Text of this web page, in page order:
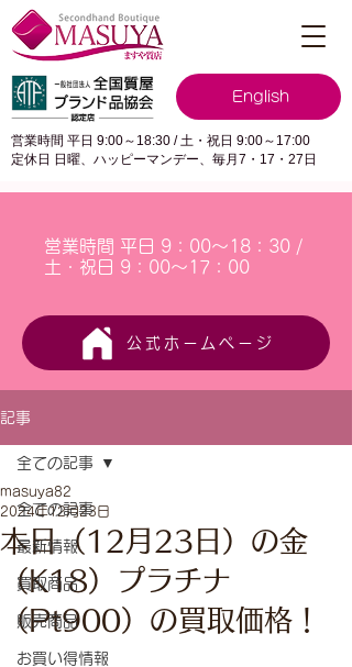
English
営業時間 平日 9:00～18:30 / 土・祝日 9:00～17:00
定休日 日曜、ハッピーマンデー、毎月7・17・27日
営業時間 平日 9：00～18：30 /
土・祝日 9：00～17：00
公式ホームページ
記事
全ての記事
最新情報
買取商品
販売商品
お買い得情報
全ての記事
本日（12月23日）の金
（K18）プラチナ
（Pt900）の買取価格！
masuya82
2024年12月23日